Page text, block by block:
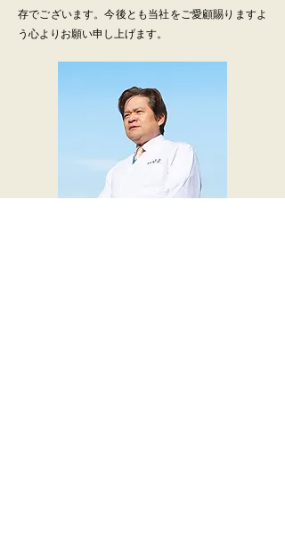
存でございます。今後とも当社をご愛顧賜りますよ
う心よりお願い申し上げます。